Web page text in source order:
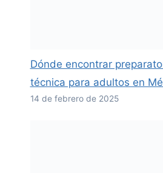
Dónde encontrar
técnica para adultos en
14 de febrero de 2025